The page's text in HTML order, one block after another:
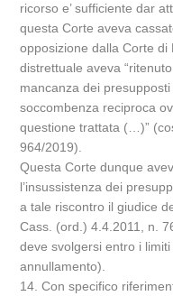
ricorso e’ sufficiente dar
questa Corte aveva
opposizione dalla Corte di
distrettuale aveva
mancanza dei
soccombenza reciproca
questione trattata (…)”
964/2019).
Questa Corte dunque
l’insussistenza dei
a tale riscontro il giudice
Cass. (ord.) 4.4.2011, n.
deve svolgersi entro i
annullamento).
14. Con specifico